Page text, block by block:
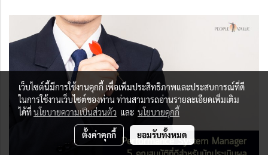
เว็บไซต์นี้มีการใช้งานคุกกี้ เพื่อเพิ่มประสิทธิภาพและประสบการณ์ที่ดี
ในการใช้งานเว็บไซต์ของท่าน ท่านสามารถอ่านรายละเอียดเพิ่มเติม
ได้ที่นโยบายความเป็นส่วนตัว และ นโยบายคุกกี้
ตั้งค่าคุกกี้ ยอมรับทั้งหมด